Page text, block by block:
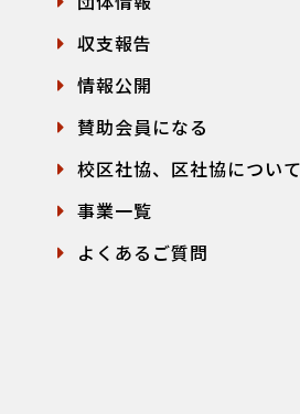
収支報告
情報公開
賛助会員になる
校区社協、区社協について
事業一覧
よくあるご質問